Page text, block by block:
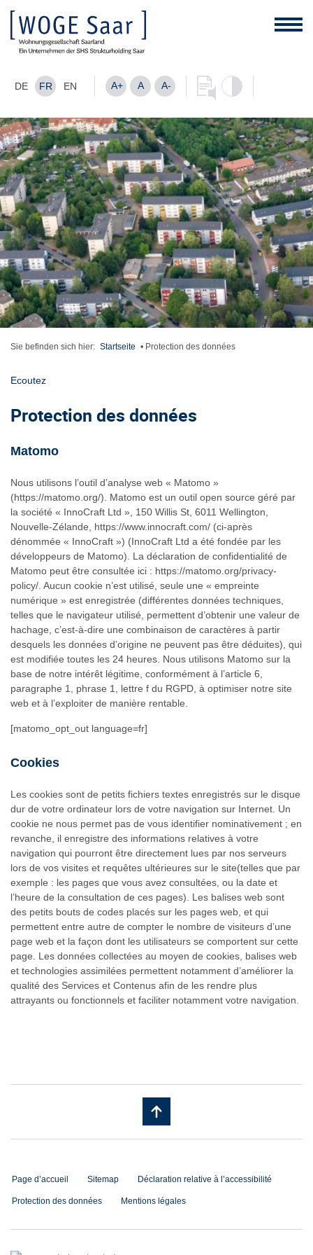
DE FR EN A+ A A-
Sie befinden sich hier: Startseite • Protection des données
Ecoutez
Protection des données
Matomo
Nous utilisons l’outil d’analyse web « Matomo »
(https://matomo.org/). Matomo est un outil open source géré par
la société « InnoCraft Ltd », 150 Willis St, 6011 Wellington,
Nouvelle-Zélande, https://www.innocraft.com/ (ci-après
dénommée « InnoCraft ») (InnoCraft Ltd a été fondée par les
développeurs de Matomo). La déclaration de confidentialité de
Matomo peut être consultée ici : https://matomo.org/privacy-
policy/. Aucun cookie n’est utilisé, seule une « empreinte
numérique » est enregistrée (différentes données techniques,
telles que le navigateur utilisé, permettent d’obtenir une valeur de
hachage, c’est-à-dire une combinaison de caractères à partir
desquels les données d’origine ne peuvent pas être déduites), qui
est modifiée toutes les 24 heures. Nous utilisons Matomo sur la
base de notre intérêt légitime, conformément à l’article 6,
paragraphe 1, phrase 1, lettre f du RGPD, à optimiser notre site
web et à l’exploiter de manière rentable.
[matomo_opt_out language=fr]
Cookies
Les cookies sont de petits fichiers textes enregistrés sur le disque
dur de votre ordinateur lors de votre navigation sur Internet. Un
cookie ne nous permet pas de vous identifier nominativement ; en
revanche, il enregistre des informations relatives à votre
navigation qui pourront être directement lues par nos serveurs
lors de vos visites et requêtes ultérieures sur le site(telles que par
exemple : les pages que vous avez consultées, ou la date et
l’heure de la consultation de ces pages). Les balises web sont
des petits bouts de codes placés sur les pages web, et qui
permettent entre autre de compter le nombre de visiteurs d’une
page web et la façon dont les utilisateurs se comportent sur cette
page. Les données collectées au moyen de cookies, balises web
et technologies assimilées permettent notamment d’améliorer la
qualité des Services et Contenus afin de les rendre plus
attrayants ou fonctionnels et faciliter notamment votre navigation.
Page d’accueil Sitemap Déclaration relative à l’accessibilité
Protection des données Mentions légales